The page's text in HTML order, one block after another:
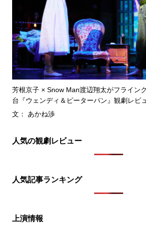
芳根京子 × Snow Man渡辺翔太がフライン
台『ウェンディ＆ピーターパン』観劇レビ
文： あかね渉
人気の観劇レビュー
人気記事ランキング
上演情報